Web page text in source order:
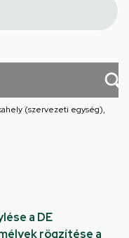
(szervezeti egység),
a DE
rögzítése a